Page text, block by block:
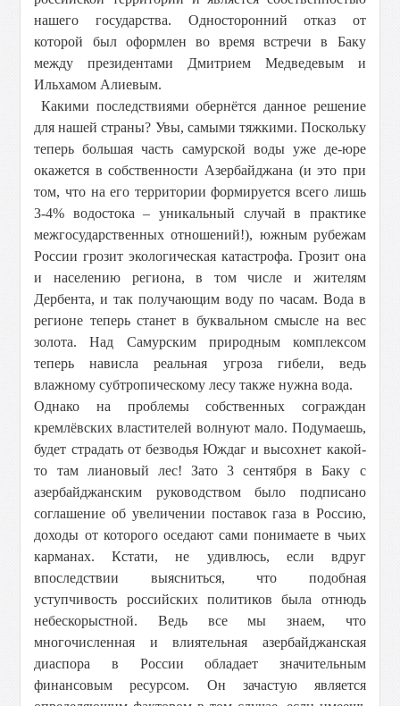
нашего государства. Односторонний отказ от
которой был оформлен во время встречи в Баку
между президентами Дмитрием Медведевым и
Ильхамом Алиевым.
Какими последствиями обернётся данное решение
для нашей страны? Увы, самыми тяжкими. Поскольку
теперь большая часть самурской воды уже де-юре
окажется в собственности Азербайджана (и это при
том, что на его территории формируется всего лишь
3-4% водостока – уникальный случай в практике
межгосударственных отношений!), южным рубежам
России грозит экологическая катастрофа. Грозит она
и населению региона, в том числе и жителям
Дербента, и так получающим воду по часам. Вода в
регионе теперь станет в буквальном смысле на вес
золота. Над Самурским природным комплексом
теперь нависла реальная угроза гибели, ведь
влажному субтропическому лесу также нужна вода.
Однако на проблемы собственных сограждан
кремлёвских властителей волнуют мало. Подумаешь,
будет страдать от безводья Юждаг и высохнет какой-
то там лиановый лес! Зато 3 сентября в Баку с
азербайджанским руководством было подписано
соглашение об увеличении поставок газа в Россию,
доходы от которого оседают сами понимаете в чьих
карманах. Кстати, не удивлюсь, если вдруг
впоследствии выясниться, что подобная
уступчивость российских политиков была отнюдь
небескорыстной. Ведь все мы знаем, что
многочисленная и влиятельная азербайджанская
диаспора в России обладает значительным
финансовым ресурсом. Он зачастую является